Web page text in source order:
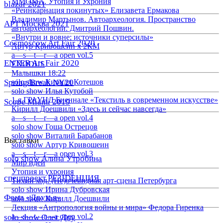
blazar 2021
АРТ Москва 2021
Cosmoscow Art Fair 2020
ENTER Art Fair 2020
Spring/Break NY20
Scope Miami 2019
Выставки
solo show Алина Утробина
спецпроект РЕЗIDЕНЦИЯ
Фонд «Друзья»
solo show Олег Доу
«Реинкарнация покинутых» Елизавета Ермакова
Владимир Мартынов. Автоархеология. Пространство
автоархеологии. Дмитрий Пошвин.
«Внутри и вовне: источники суперсилы»
Артур Кривошеин х 2КМ
a—s—t—r—a open vol.5
EXODUS
Малышки 18:22
solo show Кирилл Котешов
solo show Илья Кутобой
1-я ГРАУНД Биеннале «Текстиль в современном искусстве»
Кирилл Доешвили «Здесь и сейчас навсегда»
a—s—t—r—a open vol.4
solo show Гоша Острецов
solo show Виталий Барабанов
solo show Артур Кривошеин
a—s—t—r—a open vol.3
Мир идей
Утопия и ухрония
Тихий ход. (Не)очевидная арт-сцена Петербурга
solo show Ирина Дубровская
solo show Кирилл Доешвили
Лекция «Антропология войны и мира» Федора Гиренка
a—s—t—r—a open vol.2